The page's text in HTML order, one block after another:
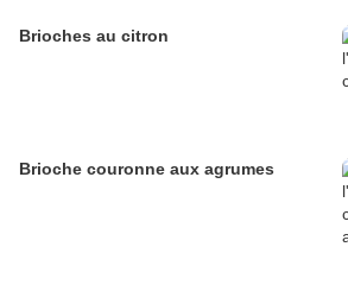
Brioches au citron
Brioche couronne aux agrumes